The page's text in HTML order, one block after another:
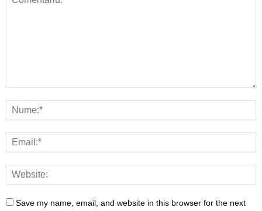
Save my name, email, and website in this browser for the next